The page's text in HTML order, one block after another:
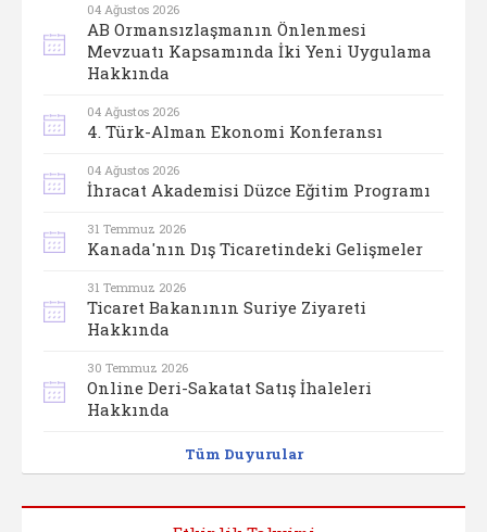
04 Ağustos 2026
AB Ormansızlaşmanın Önlenmesi
Mevzuatı Kapsamında İki Yeni Uygulama
Hakkında
04 Ağustos 2026
4. Türk-Alman Ekonomi Konferansı
04 Ağustos 2026
İhracat Akademisi Düzce Eğitim Programı
31 Temmuz 2026
Kanada'nın Dış Ticaretindeki Gelişmeler
31 Temmuz 2026
Ticaret Bakanının Suriye Ziyareti
Hakkında
30 Temmuz 2026
Online Deri-Sakatat Satış İhaleleri
Hakkında
Tüm Duyurular